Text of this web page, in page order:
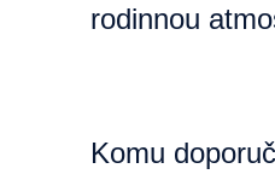
rodinnou
Komu